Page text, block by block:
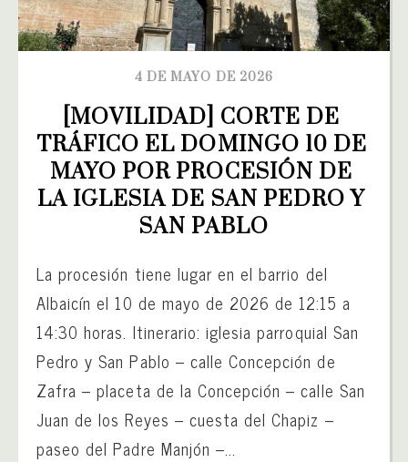
4 DE MAYO DE 2026
[MOVILIDAD] CORTE DE
TRÁFICO EL DOMINGO 10 DE
MAYO POR PROCESIÓN DE
LA IGLESIA DE SAN PEDRO Y
SAN PABLO
La procesión tiene lugar en el barrio del
Albaicín el 10 de mayo de 2026 de 12:15 a
14:30 horas. Itinerario: iglesia parroquial San
Pedro y San Pablo – calle Concepción de
Zafra – placeta de la Concepción – calle San
Juan de los Reyes – cuesta del Chapiz –
paseo del Padre Manjón –...